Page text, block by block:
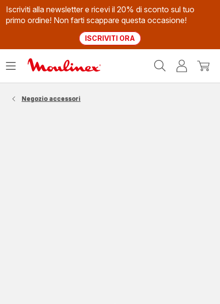
Iscriviti alla newsletter e ricevi il 20% di sconto sul tuo
primo ordine! Non farti scappare questa occasione!
ISCRIVITI ORA
Il
Apri
Negozio accessori